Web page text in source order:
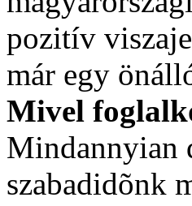
pozitív
már egy
Mivel
Mindannyian
szabadidõnk